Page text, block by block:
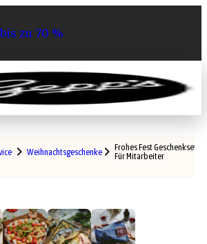
zu 70 %
0
Weihnachtsgeschenke MitarbeiterFrohes Fest Geschenkset
Für Mitarbeiter